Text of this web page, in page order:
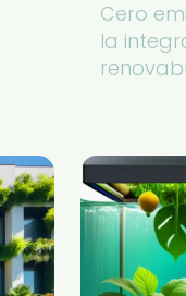
Cero
la